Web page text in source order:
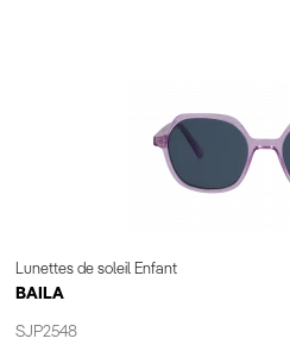
Lunettes de soleil Enfant
BAILA
SJP2548